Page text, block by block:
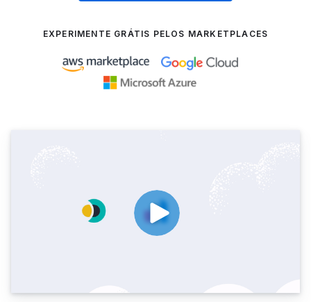
EXPERIMENTE GRÁTIS PELOS MARKETPLACES